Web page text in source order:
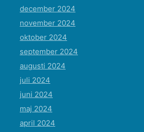
december 2024
november 2024
oktober 2024
september 2024
augusti 2024
juli 2024
juni 2024
maj 2024
april 2024